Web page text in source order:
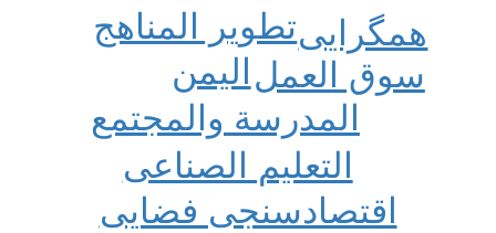
اقتصادسنجی فضایی
التعلیم الصناعی
المدرسة والمجتمع
الیمن
تطویر المناهج
سوق العمل
همگرایی